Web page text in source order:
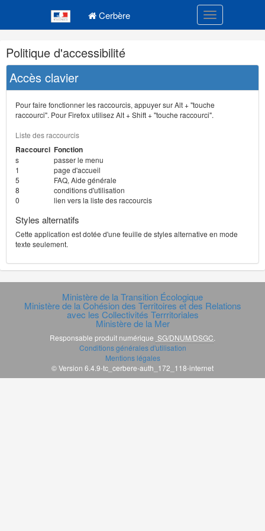
Cerbère Toggle
Navigation
et
outils
annexes
Politique d'accessibilité
Accès clavier
Pour faire fonctionner les raccourcis, appuyer sur Alt + "touche
raccourci". Pour Firefox utilisez Alt + Shift + "touche raccourci".
Liste des raccourcis
Raccourci Fonction
s
passer le menu
1
page d'accueil
5
FAQ, Aide générale
8
conditions d'utilisation
0
lien vers la liste des raccourcis
Styles alternatifs
Cette application est dotée d'une feuille de styles alternative en mode
texte seulement.
Ministère de la Transition Écologique
Ministère de la Cohésion des Territoires et des Relations
avec les Collectivités Terrritoriales
Ministère de la Mer
Responsable produit numérique SG/DNUM/DSGC
Conditions générales d'utilisation
Mentions légales
© Version 6.4.9-tc_cerbere-auth_172_118-internet